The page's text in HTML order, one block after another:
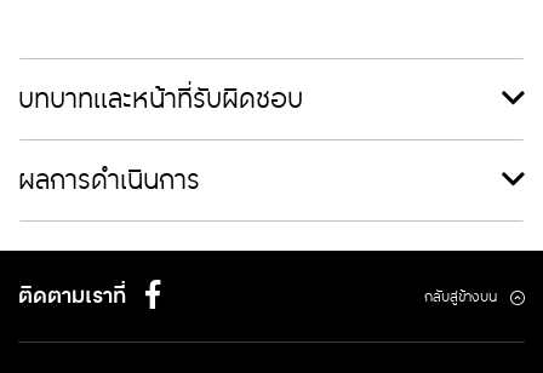
บทบาทและหน้าที่รับผิดชอบ
ผลการดำเนินการ
ติดตามเราที่ กลับสู่ข้างบน